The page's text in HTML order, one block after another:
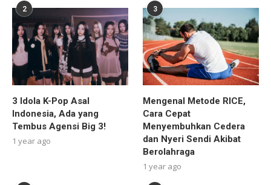
2
3 Idola K-Pop Asal
Indonesia, Ada yang
Tembus Agensi Big 3!
1 year ago
3
Mengenal Metode RICE,
Cara Cepat
Menyembuhkan Cedera
dan Nyeri Sendi Akibat
Berolahraga
1 year ago